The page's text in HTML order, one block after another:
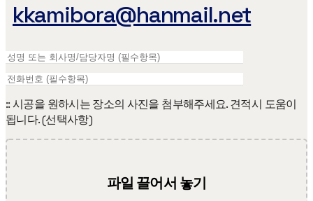
kkamibora@hanmail.net
:: 시공을 원하시는 장소의 사진을 첨부해주세요. 견적시 도움이
됩니다. (선택사항)
파일 끌어서 놓기